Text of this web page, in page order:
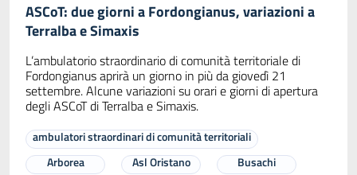
ASCoT: due giorni a Fordongianus, variazioni a
Terralba e Simaxis
L’ambulatorio straordinario di comunità territoriale di
Fordongianus aprirà un giorno in più da giovedì 21
settembre. Alcune variazioni su orari e giorni di apertura
degli ASCoT di Terralba e Simaxis.
ambulatori straordinari di comunità territoriali
Arborea
Asl Oristano
Busachi